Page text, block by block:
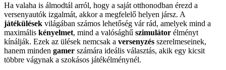
Ha valaha is álmodtál arról, hogy a saját otthonodban érezd a
versenyautók izgalmát, akkor a megfelelő helyen jársz. A
játékülések világában számos lehetőség vár rád, amelyek mind a
maximális kényelmet, mind a valósághű szimulátor élményt
kínálják. Ezek az ülések nemcsak a versenyzés szerelmeseinek,
hanem minden gamer számára ideális választás, akik egy kicsit
többre vágynak a szokásos játékélménynél.